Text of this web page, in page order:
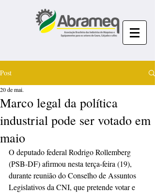
Post
Marco legal da política
industrial pode ser votado em
maio
20 de mai.
O deputado federal Rodrigo Rollemberg
(PSB-DF) afirmou nesta terça-feira (19),
durante reunião do Conselho de Assuntos
Legislativos da CNI, que pretende votar e